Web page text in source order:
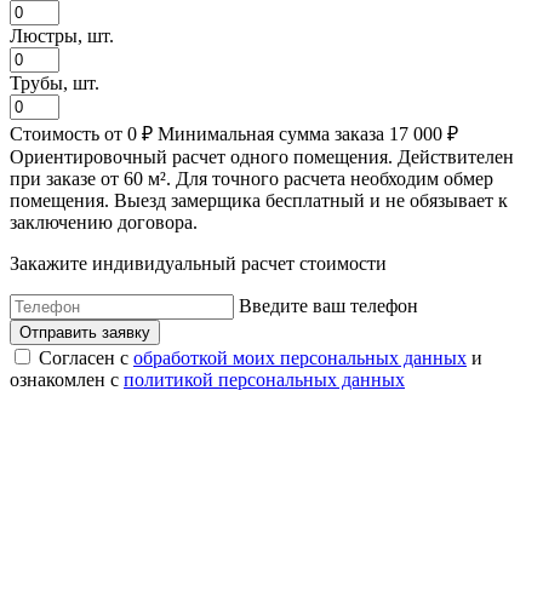
Люстры, шт.
Трубы, шт.
Стоимость от 0 ₽ Минимальная сумма заказа 17 000 ₽
Ориентировочный расчет одного помещения. Действителен
при заказе от 60 м². Для точного расчета необходим обмер
помещения. Выезд замерщика бесплатный и не обязывает к
заключению договора.
Закажите индивидуальный расчет стоимости
Введите ваш телефон
Согласен с обработкой моих персональных данных и
ознакомлен с политикой персональных данных